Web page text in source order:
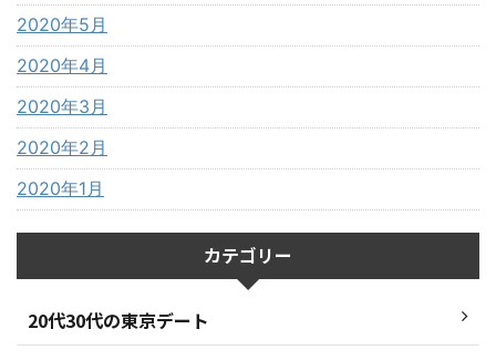
2020年5月
2020年4月
2020年3月
2020年2月
2020年1月
カテゴリー
20代30代の東京デート